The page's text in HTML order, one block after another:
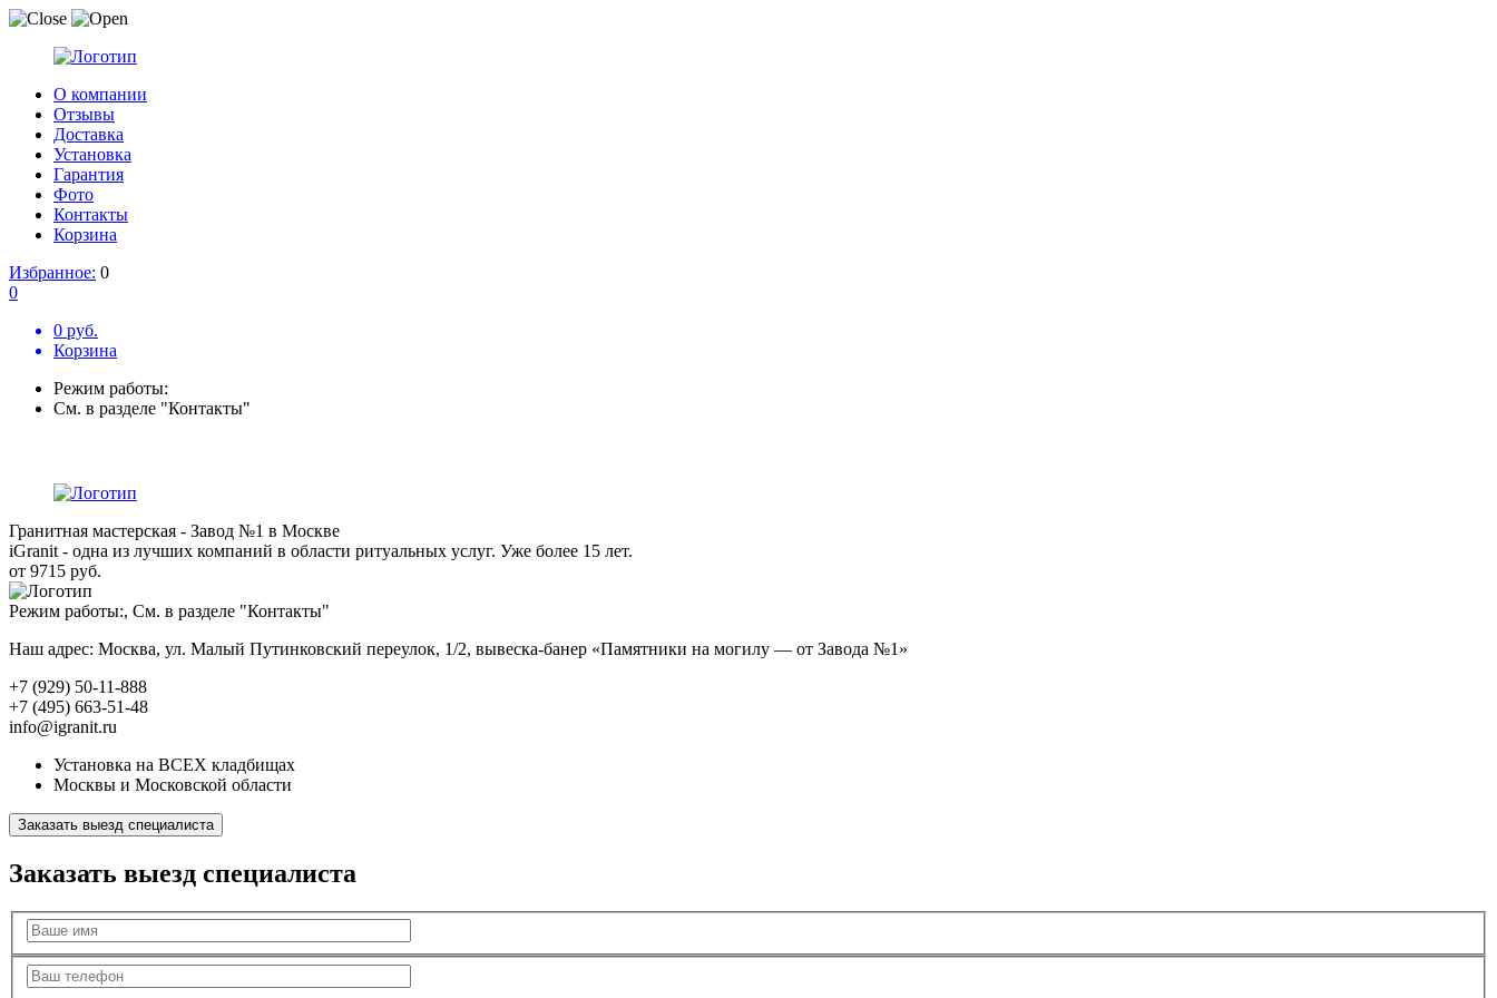
О компании
Отзывы
Доставка
Установка
Гарантия
Фото
Контакты
Корзина
Избранное: 0
0
0 руб.
Корзина
Режим работы:
См. в разделе "Контакты"
Гранитная мастерская - Завод №1 в Москве
iGranit - одна из лучших компаний в области ритуальных услуг. Уже более 15 лет.
от 9715 руб.
Режим работы:, См. в разделе "Контакты"
Наш адрес: Москва, ул. Малый Путинковский переулок, 1/2, вывеска-банер «Памятники на могилу — от Завода №1»
+7 (929) 50-11-888
+7 (495) 663-51-48
info@igranit.ru
Установка на ВСЕХ кладбищах
Москвы и Московской области
Заказать выезд специалиста
Заказать выезд специалиста